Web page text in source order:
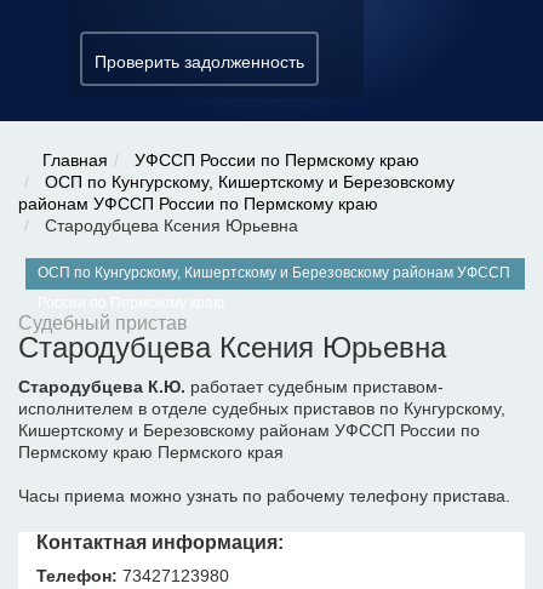
Проверить задолженность
Главная
УФССП России по Пермскому краю
ОСП по Кунгурскому, Кишертскому и Березовскому
районам УФССП России по Пермскому краю
Стародубцева Ксения Юрьевна
ОСП по Кунгурскому, Кишертскому и Березовскому районам УФССП
Судебный пристав
Стародубцева Ксения Юрьевна
Стародубцева К.Ю. работает судебным приставом-
исполнителем в отделе судебных приставов по Кунгурскому,
Кишертскому и Березовскому районам УФССП России по
Пермскому краю Пермского края
Часы приема можно узнать по рабочему телефону пристава.
Контактная информация:
Телефон: 73427123980